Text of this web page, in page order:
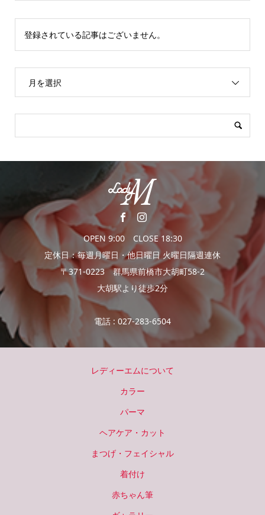
登録されている記事はございません。
月を選択
OPEN 9:00 CLOSE 18:30
定休日：毎週月曜日・他日曜日 火曜日隔週連休
〒371-0223 群馬県前橋市大胡町58-2
大胡駅より徒歩2分
電話 : 027-283-6504
レディーエムについて
カラー
パーマ
ヘアケア・カット
まつげ・フェイシャル
着付け
赤ちゃん筆